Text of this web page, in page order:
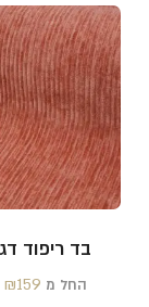
בד ריפוד
החל מ ₪159 /‏‏‎ ‎- מטר